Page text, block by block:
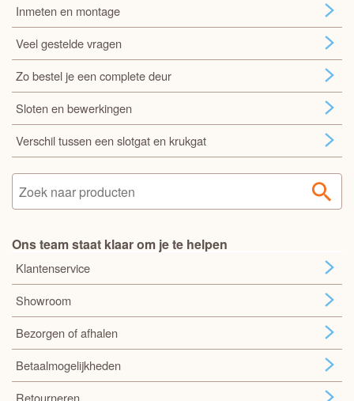
Inmeten en montage
Veel gestelde vragen
Zo bestel je een complete deur
Sloten en bewerkingen
Verschil tussen een slotgat en krukgat
Ons team staat klaar om je te helpen
Klantenservice
Showroom
Bezorgen of afhalen
Betaalmogelijkheden
Retourneren